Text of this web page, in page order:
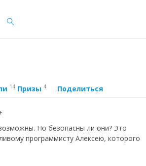
14 Призы 4 Поделиться
Но безопасны ли они? Это
программисту Алексею, которого